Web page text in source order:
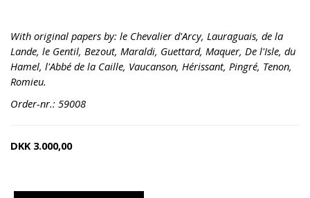
With original papers by: le Chevalier d'Arcy, Lauraguais, de la
Lande, le Gentil, Bezout, Maraldi, Guettard, Maquer, De l'Isle, du
Hamel, l'Abbé de la Caille, Vaucanson, Hérissant, Pingré, Tenon,
Romieu.
Order-nr.: 59008
DKK 3.000,00